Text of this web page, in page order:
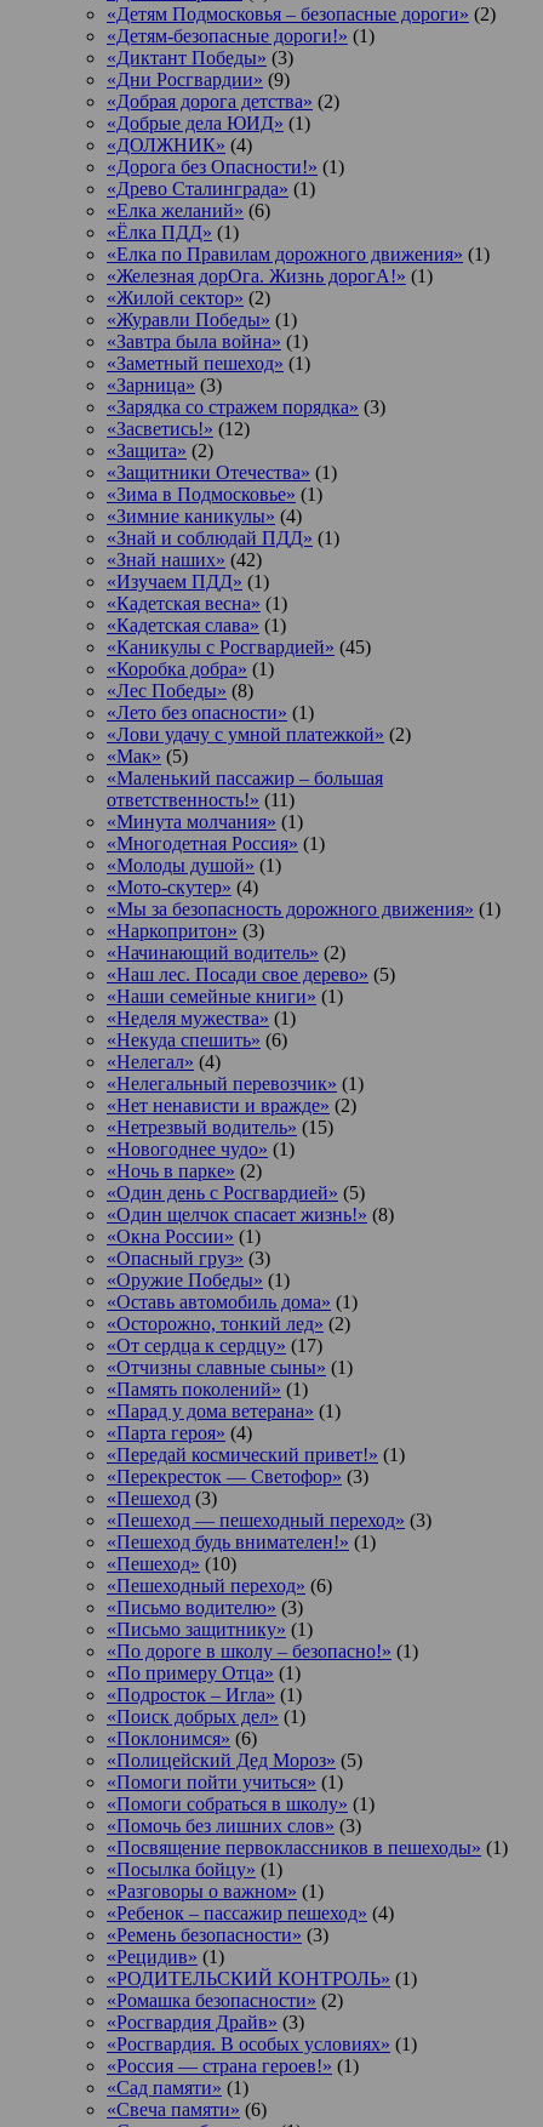
«Детям Подмосковья – безопасные дороги» (2)
«Детям-безопасные дороги!» (1)
«Диктант Победы» (3)
«Дни Росгвардии» (9)
«Добрая дорога детства» (2)
«Добрые дела ЮИД» (1)
«ДОЛЖНИК» (4)
«Дорога без Опасности!» (1)
«Древо Сталинграда» (1)
«Елка желаний» (6)
«Ёлка ПДД» (1)
«Елка по Правилам дорожного движения» (1)
«Железная дорОга. Жизнь дорогА!» (1)
«Жилой сектор» (2)
«Журавли Победы» (1)
«Завтра была война» (1)
«Заметный пешеход» (1)
«Зарница» (3)
«Зарядка со стражем порядка» (3)
«Засветись!» (12)
«Защита» (2)
«Защитники Отечества» (1)
«Зима в Подмосковье» (1)
«Зимние каникулы» (4)
«Знай и соблюдай ПДД» (1)
«Знай наших» (42)
«Изучаем ПДД» (1)
«Кадетская весна» (1)
«Кадетская слава» (1)
«Каникулы с Росгвардией» (45)
«Коробка добра» (1)
«Лес Победы» (8)
«Лето без опасности» (1)
«Лови удачу с умной платежкой» (2)
«Мак» (5)
«Маленький пассажир – большая
ответственность!» (11)
«Минута молчания» (1)
«Многодетная Россия» (1)
«Молоды душой» (1)
«Мото-скутер» (4)
«Мы за безопасность дорожного движения» (1)
«Наркопритон» (3)
«Начинающий водитель» (2)
«Наш лес. Посади свое дерево» (5)
«Наши семейные книги» (1)
«Неделя мужества» (1)
«Некуда спешить» (6)
«Нелегал» (4)
«Нелегальный перевозчик» (1)
«Нет ненависти и вражде» (2)
«Нетрезвый водитель» (15)
«Новогоднее чудо» (1)
«Ночь в парке» (2)
«Один день с Росгвардией» (5)
«Один щелчок спасает жизнь!» (8)
«Окна России» (1)
«Опасный груз» (3)
«Оружие Победы» (1)
«Оставь автомобиль дома» (1)
«Осторожно, тонкий лед» (2)
«От сердца к сердцу» (17)
«Отчизны славные сыны» (1)
«Память поколений» (1)
«Парад у дома ветерана» (1)
«Парта героя» (4)
«Передай космический привет!» (1)
«Перекресток — Светофор» (3)
«Пешеход (3)
«Пешеход — пешеходный переход» (3)
«Пешеход будь внимателен!» (1)
«Пешеход» (10)
«Пешеходный переход» (6)
«Письмо водителю» (3)
«Письмо защитнику» (1)
«По дороге в школу – безопасно!» (1)
«По примеру Отца» (1)
«Подросток ‒ Игла» (1)
«Поиск добрых дел» (1)
«Поклонимся» (6)
«Полицейский Дед Мороз» (5)
«Помоги пойти учиться» (1)
«Помоги собраться в школу» (1)
«Помочь без лишних слов» (3)
«Посвящение первоклассников в пешеходы» (1)
«Посылка бойцу» (1)
«Разговоры о важном» (1)
«Ребенок – пассажир пешеход» (4)
«Ремень безопасности» (3)
«Рецидив» (1)
«РОДИТЕЛЬСКИЙ КОНТРОЛЬ» (1)
«Ромашка безопасности» (2)
«Росгвардия Драйв» (3)
«Росгвардия. В особых условиях» (1)
«Россия — страна героев!» (1)
«Сад памяти» (1)
«Свеча памяти» (6)